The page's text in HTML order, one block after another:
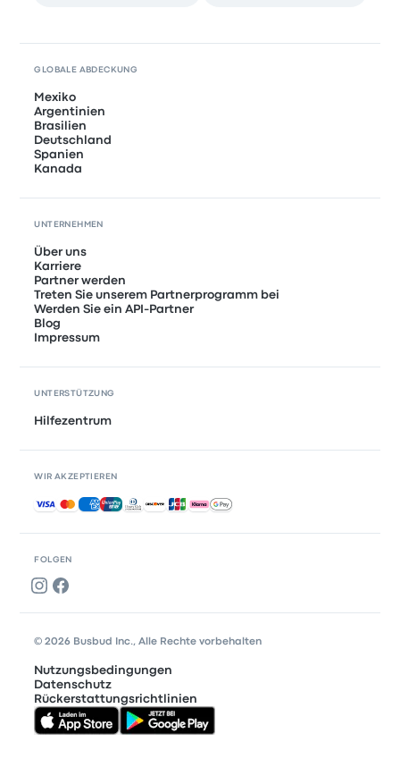
FOLGEN
GLOBALE ABDECKUNG
Mexiko
Argentinien
Brasilien
Deutschland
Spanien
Kanada
UNTERNEHMEN
Über uns
Karriere
Partner werden
Treten Sie unserem Partnerprogramm bei
Werden Sie ein API-Partner
Blog
Impressum
UNTERSTÜTZUNG
Hilfezentrum
WIR AKZEPTIEREN
Akzeptierte Zahlungsmethoden
© 2026 Busbud Inc., Alle Rechte vorbehalten
Nutzungsbedingungen
Datenschutz
Rückerstattungsrichtlinien